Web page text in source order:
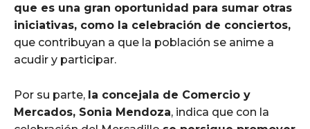
que es una gran oportunidad para sumar otras
iniciativas, como la celebración de conciertos,
que contribuyan a que la población se anime a
acudir y participar.
Por su parte, la concejala de Comercio y
Mercados, Sonia Mendoza, indica que con la